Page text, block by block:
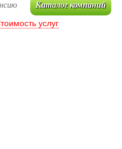
Каталог компаний
услуг